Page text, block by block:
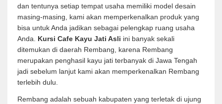
dan tentunya setiap tempat usaha memiliki model desain
masing-masing, kami akan memperkenalkan produk yang
bisa untuk Anda jadikan sebagai pelengkap ruang usaha
Anda. Kursi Cafe Kayu Jati Asli ini banyak sekali
ditemukan di daerah Rembang, karena Rembang
merupakan penghasil kayu jati terbanyak di Jawa Tengah
jadi sebelum lanjut kami akan memperkenalkan Rembang
terlebih dulu.
Rembang adalah sebuah kabupaten yang terletak di ujung